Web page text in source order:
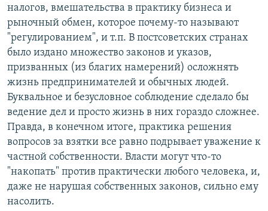
налогов, вмешательства в практику бизнеса и
рыночный обмен, которое почему-то называют
"регулированием", и т.п. В постсоветских странах
было издано множество законов и указов,
призванных (из благих намерений) осложнять
жизнь предпринимателей и обычных людей.
Буквальное и безусловное соблюдение сделало бы
ведение дел и просто жизнь в них гораздо сложнее.
Правда, в конечном итоге, практика решения
вопросов за взятки все равно подрывает уважение к
частной собственности. Власти могут что-то
"накопать" против практически любого человека, и,
даже не нарушая собственных законов, сильно ему
насолить.